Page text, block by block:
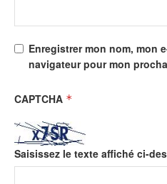
Enregistrer mon nom, mon
navigateur pour mon
CAPTCHA *
Saisissez le texte affiché ci-